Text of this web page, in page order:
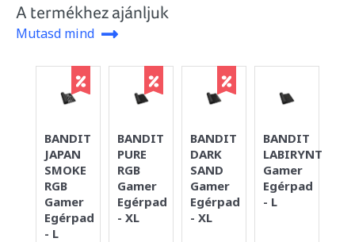
A termékhez ajánljuk
Mutasd mind
BANDIT
JAPAN
SMOKE
RGB
Gamer
Egérpad
- L
BANDIT
PURE
RGB
Gamer
Egérpad
- XL
BANDIT
DARK
SAND
Gamer
Egérpad
- XL
BANDIT
LABIRYNTH
Gamer
Egérpad
- L